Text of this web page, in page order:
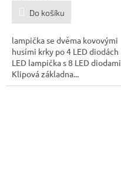
Do košíku
lampička se dvěma kovovými
husími krky po 4 LED diodách
LED lampička s 8 LED diodami
Klipová základna...